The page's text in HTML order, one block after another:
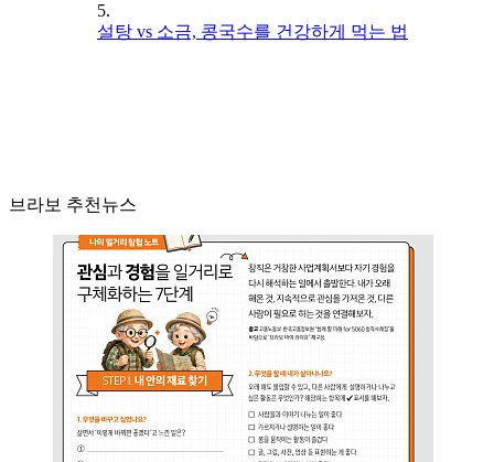
5.
설탕 vs 소금, 콩국수를 건강하게 먹는 법
브라보 추천뉴스